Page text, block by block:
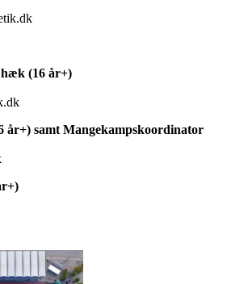
(16 år+)
samt Mangekampskoordinator